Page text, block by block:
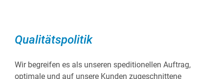
Qualitätspolitik
Wir begreifen es als unseren speditionellen Auftrag,
optimale und auf unsere Kunden zugeschnittene